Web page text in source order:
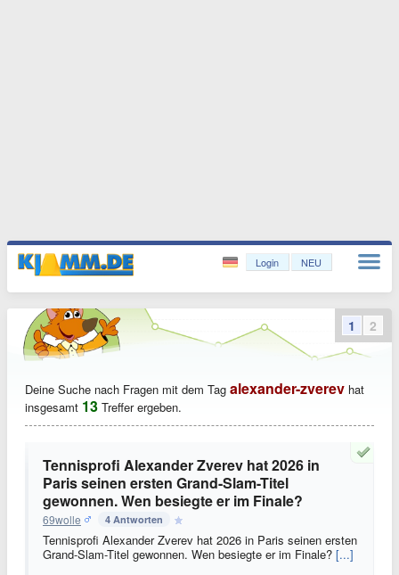
Login NEU
Deine Suche nach Fragen mit dem Tag alexander-zverev hat
insgesamt 13 Treffer ergeben.
Tennisprofi Alexander Zverev hat 2026 in
Paris seinen ersten Grand-Slam-Titel
gewonnen. Wen besiegte er im Finale?
69wolle 4 Antworten
Tennisprofi Alexander Zverev hat 2026 in Paris seinen ersten
Grand-Slam-Titel gewonnen. Wen besiegte er im Finale? [...]
1 2